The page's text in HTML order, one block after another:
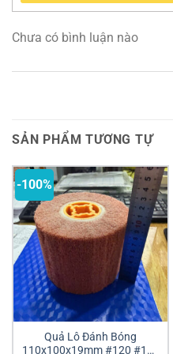
Chưa có bình luận nào
SẢN PHẨM TƯƠNG TỰ
-100%
Quả Lô Đánh Bóng
110x100x19mm #120 #180